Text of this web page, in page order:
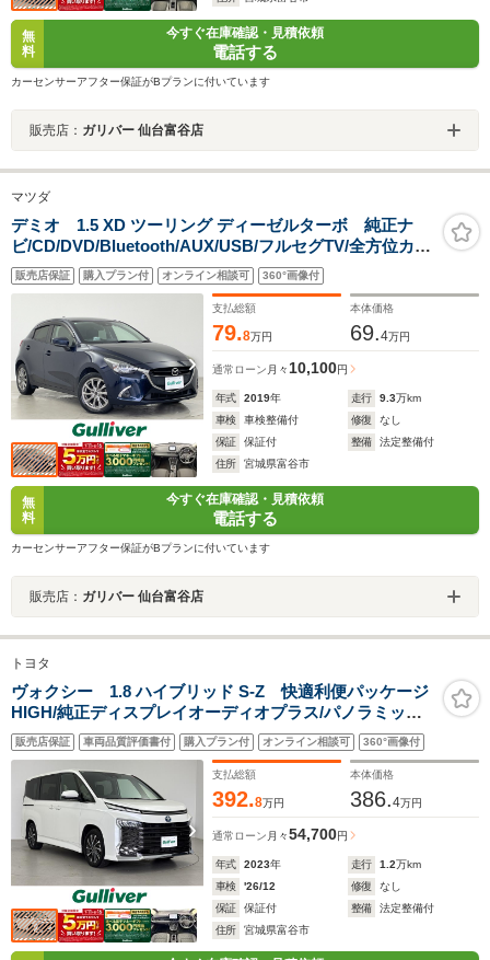
無
料
今すぐ在庫確認・見積依頼
電話する
カーセンサーアフター保証がBプランに付いています
販売店： ガリバー 仙台富谷店
マツダ
デミオ 1.5 XD ツーリング ディーゼルターボ 純正ナ
ビ/CD/DVD/Bluetooth/AUX/USB/フルセグTV/全方位カメ
ラ/クルーズコントロール/コーナーセンサー/ETC/純正ド
ライブレコーダー/ヘッドアップディスプレイ/オートライ
ト/LEDヘッドライト/スペアキー/禁煙車
販売店保証 購入プラン付 オンライン相談可 360°画像付
支払総額
79.8万円
本体価格
69.4万円
通常ローン 月々 10,100円
年式 2019年 走行 9.3万km
車検
車検整備付 修復
なし
保証
保証付 整備
法定整備付
住所
宮城県富谷市
無
料
今すぐ在庫確認・見積依頼
電話する
カーセンサーアフター保証がBプランに付いています
販売店： ガリバー 仙台富谷店
トヨタ
ヴォクシー 1.8 ハイブリッド S-Z 快適利便パッケージ
HIGH/純正ディスプレイオーディオプラス/パノラミック
ビューモニター/両側電動スライドドア/トヨタセーフティ
センス/トヨタチームメイト/ユニバーサルステッ
プ/ETC2.0/LEDライト/禁煙車
販売店保証 車両品質評価書付 購入プラン付 オンライン相談可 360°画像付
支払総額
392.8万円
本体価格
386.4万円
通常ローン 月々54,700円
年式 2023年 走行 1.2万km
車検
'26/12 修復
なし
保証
保証付 整備
法定整備付
住所
宮城県富谷市